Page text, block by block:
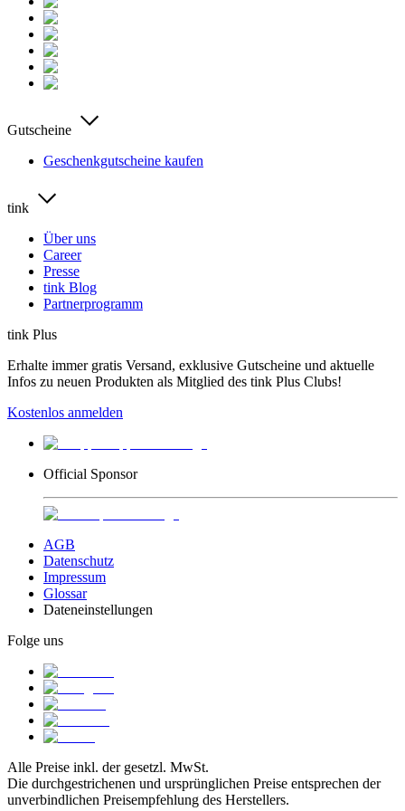
Gutscheine
Geschenkgutscheine kaufen
tink
Über uns
Career
Presse
tink Blog
Partnerprogramm
tink Plus
Erhalte immer gratis Versand, exklusive Gutscheine und aktuelle
Infos zu neuen Produkten als Mitglied des tink Plus Clubs!
Kostenlos anmelden
Official Sponsor
AGB
Datenschutz
Impressum
Glossar
Dateneinstellungen
Folge uns
Alle Preise inkl. der gesetzl. MwSt.
Die durchgestrichenen und ursprünglichen Preise entsprechen der
unverbindlichen Preisempfehlung des Herstellers.